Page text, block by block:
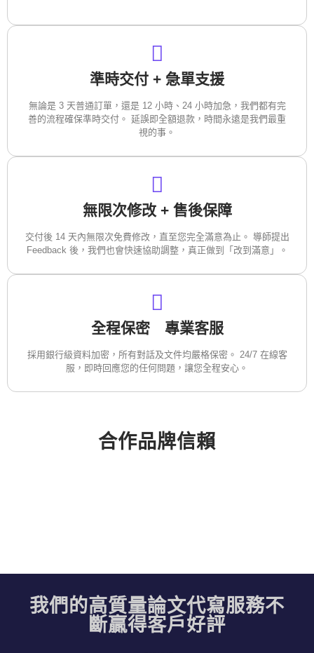
準時交付 + 急單支援
無論是 3 天普通訂單，還是 12 小時、24 小時加急，我們都有完
善的流程確保準時交付。 延誤即全額退款，時間永遠是我們最重
視的事。
無限次修改 + 售後保障
交付後 14 天內無限次免費修改，直至您完全滿意為止。 導師提出
Feedback 後，我們也會快速協助調整，真正做到「改到滿意」。
全程保密 專業客服
採用銀行級資料加密，所有對話及文件均嚴格保密。 24/7 在線客
服，即時回應您的任何問題，讓您全程安心。
合作品牌信賴
我們的高質量論文代寫服務不
斷贏得客戶好評